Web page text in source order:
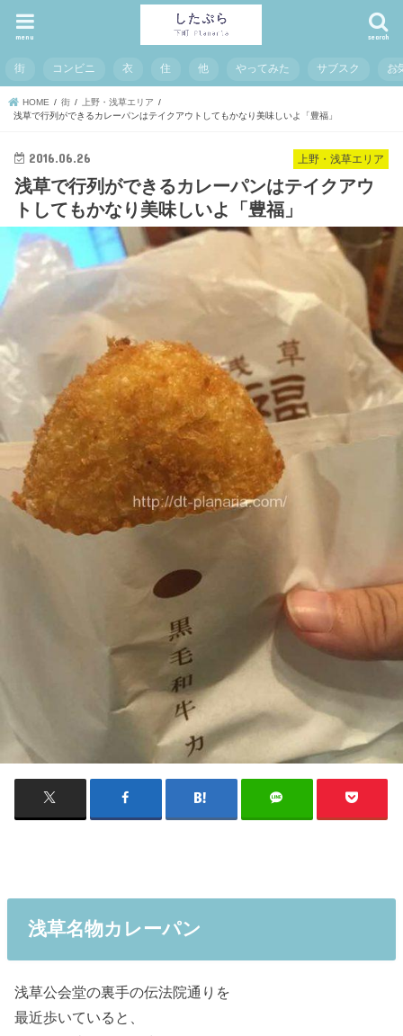
search
menu
街 コンビニ 衣 住 他 やってみた サブスク お
HOME 街
上野・浅草エリア
浅草で行列ができるカレーパンはテイクアウトしてもかなり美味しいよ「豊福」
上野・浅草エリア
2016.06.26
浅草で行列ができるカレーパンはテイクアウ
トしてもかなり美味しいよ「豊福」
浅草名物カレーパン
浅草公会堂の裏手の伝法院通りを
最近歩いていると、